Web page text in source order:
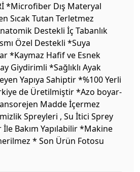
*Microfiber Dış Materyal
Sıcak Tutan Terletmez
Destekli İç Tabanlık
Özel Destekli *Suya
*Kaymaz Hafif ve Esnek
Giydirimli *Sağlıklı Ayak
Yapıya Sahiptir *%100 Yerli
de Üretilmiştir *Azo boyar-
Madde İçermez
Spreyleri , Su İtici Sprey
Bakım Yapılabilir *Makine
* Son Ürün Fotosu